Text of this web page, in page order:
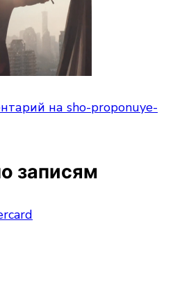
на sho-proponuye-
записям